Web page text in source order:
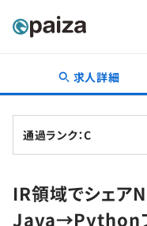
転職・キャリア
転職成功ガイド
インタビュー
新卒就活
求人検索
学習
求人詳細
通過ランク：C
IR領域でシェア
Java→Pythonフ